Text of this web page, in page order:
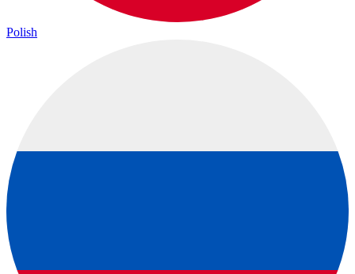
Polish